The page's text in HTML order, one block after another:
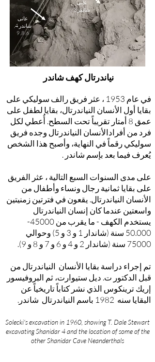
عانى
شاندر 4,
6, 8, 9
عانى
شاندر 3
نياندرتال كهف شاندر
في عام 1953 ، عثر فريق رالف سوليكي على
بقايا أول الأنسان النياندرتال، بقايا لطفل على
عمق 8 أمتار تقريباً تحت السطح. أُعطي لكل
فرد من أفرادالأنسان النياندرتال وجده فريق
سوليكي رقماً في النهاية، وأصبح هذا الشخص
يُعرف فيما بعد بإسم شاندر .
على مدى السنوات السبع التالية ، عثر الفريق
على بقايا ثمانية رجال ونساء وأطفال من
الأنسان النياندرتال. يقعون في فترتين زمنيتين
واسعتين عندما كان إنسان النياندرتال
يستخدم الكهف - ما يقرب من
45000-
50.000
سنة (شاندار 1 و 3 و 5) وحوالي
75000 سنة (شاندار 2 و 4 و 6 و 7 و 8 و 9).
تم إجراء دراسة بقايا الأنسان النياندرتال من
قبل الدكتور ت. ديل ستيوارت، ثم البروفيسور
إريك ترينكوس الذي نشر كتاباً تاريخياً عن
البقايا سنه 1982 باسم النياندرتال شاندر.
Solecki's excavation in 1960, showing T. Dale Stewart
excavating Shanidar 4 and the location of some of the
other Shanidar Cave Neanderthals